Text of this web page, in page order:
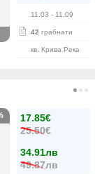
11.03 - 11.09
42 грабнати
кв. Крива Река
17.85€
25.50€
34.91лв
49.87лв